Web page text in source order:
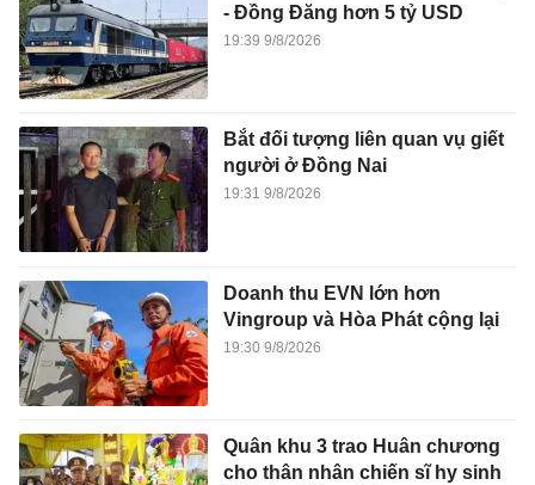
- Đồng Đăng hơn 5 tỷ USD
19:39 9/8/2026
Bắt đối tượng liên quan vụ giết
người ở Đồng Nai
19:31 9/8/2026
Doanh thu EVN lớn hơn
Vingroup và Hòa Phát cộng lại
19:30 9/8/2026
Quân khu 3 trao Huân chương
cho thân nhân chiến sĩ hy sinh